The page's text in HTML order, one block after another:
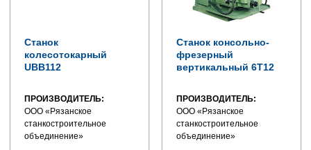
Станок
колесотокарный
UBB112
ПРОИЗВОДИТЕЛЬ:
ООО «Рязанское
станкостроительное
объединение»
Станок консольно-
фрезерный
вертикальный 6Т12
ПРОИЗВОДИТЕЛЬ:
ООО «Рязанское
станкостроительное
объединение»